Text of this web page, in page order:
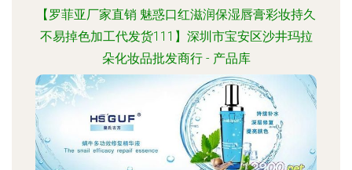
【罗菲亚厂家直销 魅惑口红滋润保湿唇膏彩妆持久
不易掉色加工代发货111】深圳市宝安区沙井玛拉
朵化妆品批发商行 - 产品库